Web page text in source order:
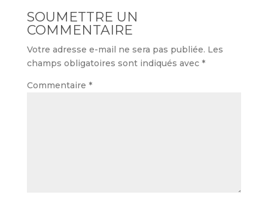
SOUMETTRE UN
COMMENTAIRE
Votre adresse e-mail ne sera pas publiée. Les
champs obligatoires sont indiqués avec *
Commentaire *